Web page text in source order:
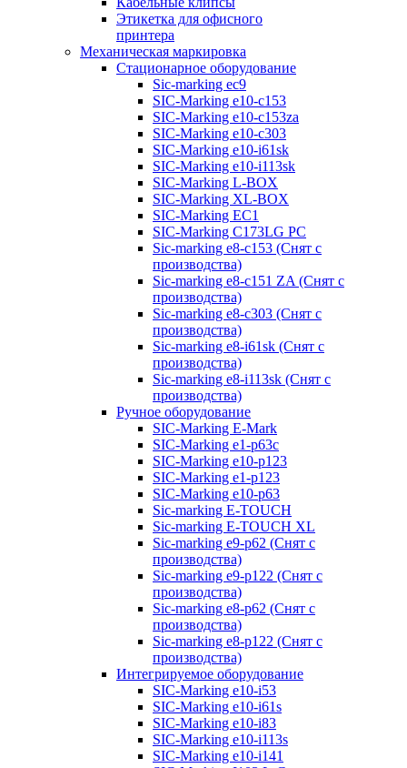
Этикетка для офисного
принтера
Механическая маркировка
Стационарное оборудование
Sic-marking ec9
SIC-Marking e10-c153
SIC-Marking e10-c153za
SIC-Marking e10-c303
SIC-Marking e10-i61sk
SIC-Marking e10-i113sk
SIC-Marking L-BOX
SIC-Marking XL-BOX
SIC-Marking EC1
SIC-Marking C173LG PC
Sic-marking e8-c153 (Снят с
производства)
Sic-marking e8-c151 ZA (Снят с
производства)
Sic-marking e8-c303 (Снят с
производства)
Sic-marking e8-i61sk (Снят с
производства)
Sic-marking e8-i113sk (Снят с
производства)
Ручное оборудование
SIC-Marking E-Mark
SIC-Marking e1-p63с
SIC-Marking e10-p123
SIC-Marking e1-p123
SIC-Marking e10-p63
Sic-marking E-TOUCH
Sic-marking E-TOUCH XL
Sic-marking e9-p62 (Снят с
производства)
Sic-marking e9-p122 (Снят с
производства)
Sic-marking e8-p62 (Снят с
производства)
Sic-marking e8-p122 (Снят с
производства)
Интегрируемое оборудование
SIC-Marking e10-i53
SIC-Marking e10-i61s
SIC-Marking e10-i83
SIC-Marking e10-i113s
SIC-Marking e10-i141